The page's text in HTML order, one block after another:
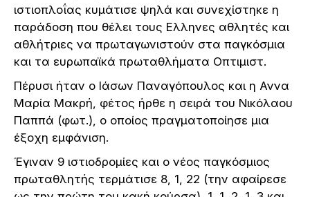
ιστιοπλοΐας κυμάτισε ψηλά και συνεχίστηκε η
παράδοση που θέλει τους Ελληνες αθλητές και
αθλήτριες να πρωταγωνιστούν στα παγκόσμια
και τα ευρωπαϊκά πρωταθλήματα Οπτιμιστ.
Πέρυσι ήταν ο Ιάσων Παναγόπουλος και η Αννα
Μαρία Μακρή, φέτος ήρθε η σειρά του Νικόλαου
Παππά (φωτ.), ο οποίος πραγματοποίησε μια
έξοχη εμφάνιση.
Έγιναν 9 ιστιοδρομίες και ο νέος παγκόσμιος
πρωταθλητής τερμάτισε 8, 1, 22 (την αφαίρεσε